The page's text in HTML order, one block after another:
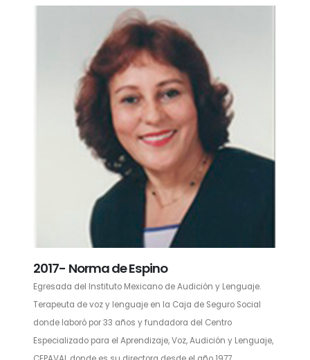
2017- Norma de Espino
Egresada del Instituto Mexicano de Audición y Lenguaje.
Terapeuta de voz y lenguaje en la Caja de Seguro Social
donde laboró por 33 años y fundadora del Centro
Especializado para el Aprendizaje, Voz, Audición y Lenguaje,